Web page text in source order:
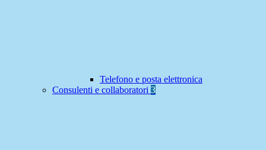
Telefono e posta elettronica
Consulenti e collaboratori 3